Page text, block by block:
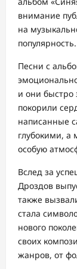
внимание
на
популярность.
Песни с
и они быстро
покорили
написанные
глубокими, а
особую
Вслед за
Дроздов
также
стала
нового
своих
жанров, от